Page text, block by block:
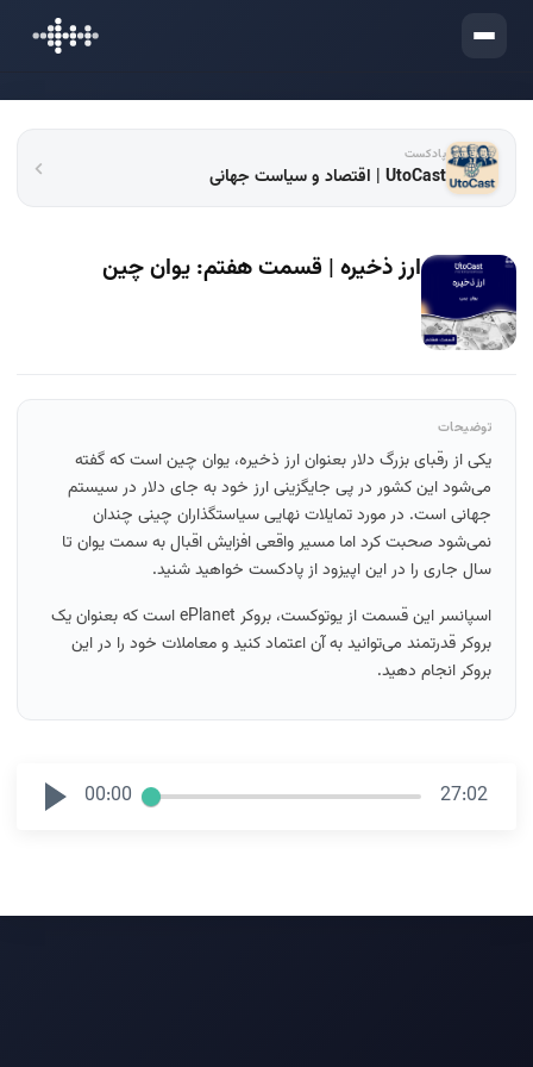
ورود
پادکست
UtoCast | اقتصاد و سیاست جهانی
ارز ذخیره | قسمت هفتم: یوان چین
توضیحات
یکی از رقبای بزرگ دلار بعنوان ارز ذخیره، یوان چین است که گفته
می‌شود این کشور در پی جایگزینی ارز خود به جای دلار در سیستم
جهانی است. در مورد تمایلات نهایی سیاستگذاران چینی چندان
نمی‌شود صحبت کرد اما مسیر واقعی افزایش اقبال به سمت یوان تا
سال جاری را در این اپیزود از پادکست خواهید شنید.
اسپانسر این قسمت از یوتوکست، بروکر ePlanet است که بعنوان یک
بروکر قدرتمند می‌توانید به آن اعتماد کنید و معاملات خود را در این
بروکر انجام دهید.
00:00 27:02